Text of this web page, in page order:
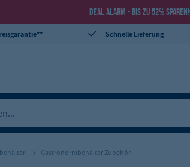
DEAL ALARM - BIS ZU 52% SPAREN!
Schnelle Lieferung
Gastronormbehälter Zubehör